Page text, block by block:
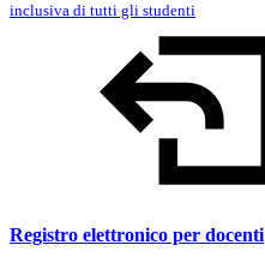
inclusiva di tutti gli studenti
Registro elettronico per docenti